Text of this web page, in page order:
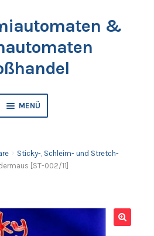
&
MENÜ
Sticky-, Schleim- und Stretch-
[ST-002/11]